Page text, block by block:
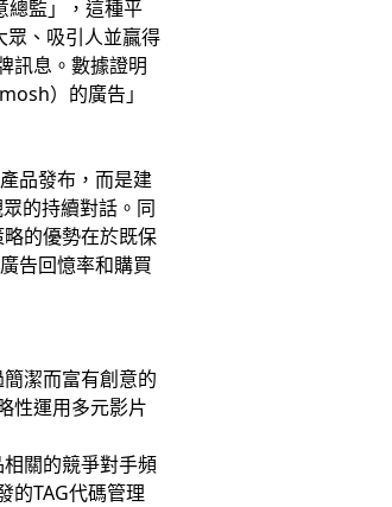
總監」，這種平
、吸引人並贏得
訊息。數據證明
）的廣告」
品發布，而是建
的持續對話。同
的優勢在於既保
告回憶率和購買
潔而富有創意的
性運用多元影片
關的競爭對手頻
的TAG代碼管理